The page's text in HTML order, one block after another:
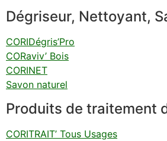
Dégriseur, Nettoyant,
CORIDégris’Pro
CORaviv’ Bois
CORINET
Savon naturel
Produits de traitement
CORITRAIT’ Tous Usages